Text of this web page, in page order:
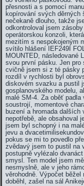
přesnosti a s pomocí
kopírování svých děrných
nečekaně dlouho, takže
odkontroloval jsem
operátorskou konzoli,
mezitím s nespokojeným
svítilo hlášení IEF249I
MOUNTED, následované
svou první pásku. Jen
cvičně jsem si z té pásky
rozdíl v rychlosti byl
diskovém svazku a pustil
gosplanovského modelu,
malé SM-4. Za oběť
soustrojí, momentové
buzení a hromada
nepotřebě, ale obsahoval
jsem byl schopný i na
jevu a
pokus se mi to povedlo
zvědavý jsem to pustil na
postupně vylézalo
smysl. Ten model jsem
nesmyslně, ale v jeho
věrohodně. Výpočet
doběhl, zašel na sál